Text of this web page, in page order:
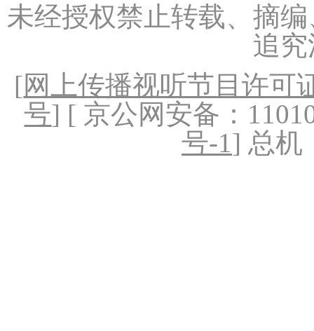
未经授权禁止转载、摘
追
[网上传播视听节目许可
号] [ 京公网安备：
号-1] 总机